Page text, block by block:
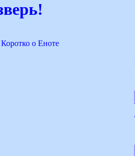
Коротко о Еноте